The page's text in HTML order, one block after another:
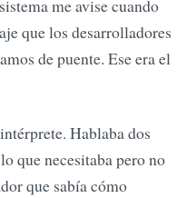
me avise cuando
que los desarrolladores
de puente. Ese era el
Hablaba dos
que necesitaba pero no
que sabía cómo